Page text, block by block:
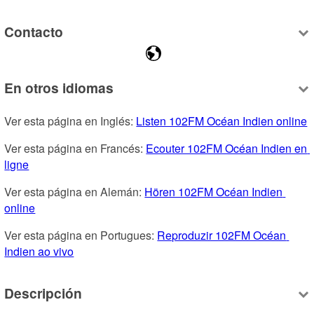
Contacto
En otros idiomas
Ver esta página en Inglés: Listen 102FM Océan Indien online
Ver esta página en Francés: Ecouter 102FM Océan Indien en
ligne
Ver esta página en Alemán: Hören 102FM Océan Indien
online
Ver esta página en Portugues: Reproduzir 102FM Océan
Indien ao vivo
Descripción